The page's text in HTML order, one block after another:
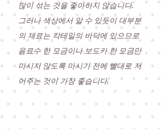
많이 섞는 것을 좋아하지 않습니다.
그러나 색상에서 알 수 있듯이 대부분
의 재료는 칵테일의 바닥에 있으므로
음료수 한 모금이나 보드카 한 모금만
마시지 않도록 마시기 전에 빨대로 저
어주는 것이 가장 좋습니다.